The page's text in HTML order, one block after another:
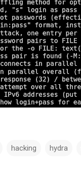
hacking hydra